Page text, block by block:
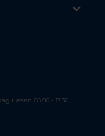
tussen 08.00 - 17.30